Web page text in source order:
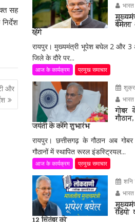
सह
और
रहेंगे
रायपुर। मुख्यमंत्री भूपेश बघेल 2 और 3
जिले के दौरे पर...
आज के कार्यक्रम प्रमुख समाचार
जयंती के करेंगे शुभारंभ
रायपुर। छत्तीसगढ़ के गौठान अब
गौठानों में स्थापित रूरल इंडस्ट्रियल...
आज के कार्यक्रम प्रमुख समाचार
शनि
रेडियो